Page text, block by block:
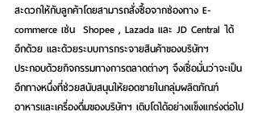
สะดวกให้กับลูกค้าโดยสามารถสั่งซื้อจากช่องทาง E-
commerce เช่น  Shopee , Lazada และ JD Central ได้
อีกด้วย และด้วยระบบการกระจายสินค้าของบริษัทฯ
ประกอบด้วยกิจกรรมทางการตลาดต่างๆ จึงเชื่อมั่นว่าจะเป็น
อีกทางหนึ่งที่ช่วยสนับสนุนให้ยอดขายในกลุ่มผลิตภัณฑ์
อาหารและเครื่องดื่มของบริษัทฯ เติบโตได้อย่างแข็งแกร่งต่อไป